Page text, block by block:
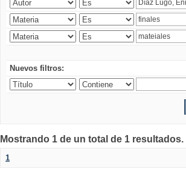
Nuevos filtros:
Mostrando 1 de un total de 1 resultados.
1